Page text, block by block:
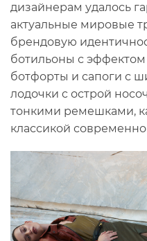
дизайнерам удалось
актуальные мировые
брендовую
ботильоны с эффектом
ботфорты и сапоги с
лодочки c острой
тонкими ремешками,
классикой